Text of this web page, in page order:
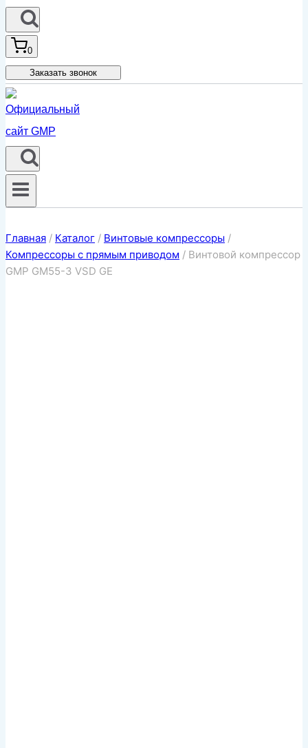
0
Заказать звонок
Главная / Каталог / Винтовые компрессоры /
Компрессоры с прямым приводом / Винтовой компрессор
GMP GM55-3 VSD GE